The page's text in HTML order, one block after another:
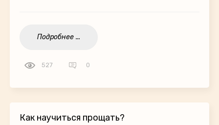
Подробнее ...
527 0
Как научиться прощать?